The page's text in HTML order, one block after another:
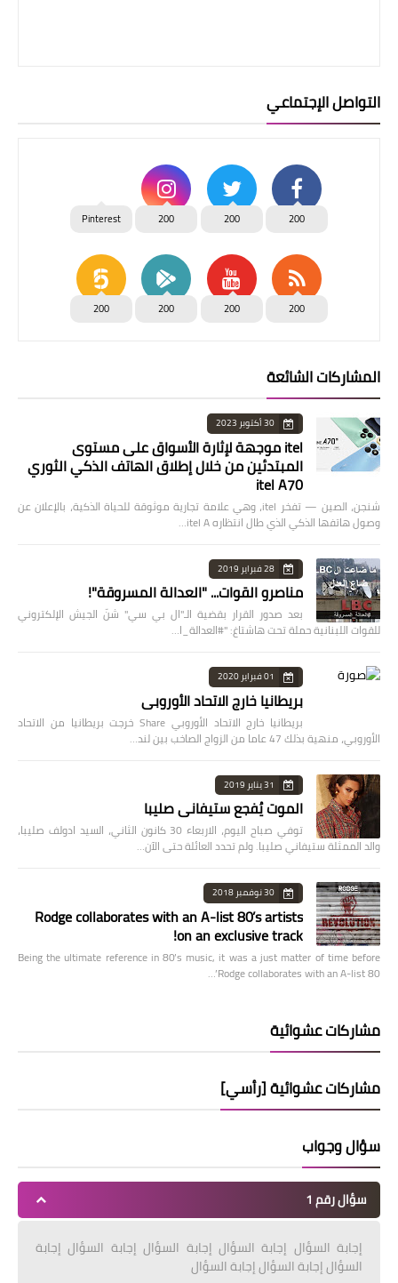
التواصل الإجتماعي
200
200
200
Pinterest
200
200
200
200
المشاركات الشائعة
30 أكتوبر 2023
itel موجهة لإثارة الأسواق على مستوى
المبتدئين من خلال إطلاق الهاتف الذكي الثوري
itel A70
شنجن، الصين — تفخر itel، وهي علامة تجارية موثوقة للحياة الذكية، بالإعلان عن
وصول هاتفها الذكي الذي طال انتظاره itel A…
28 فبراير 2019
مناصرو القوات... "العدالة المسروقة"!
بعد صدور القرار بقضية الـ"ال بي سي" شنّ الجيش الإلكتروني
للقوات اللبنانية حملة تحت هاشتاغ: "#العدالة_ا…
01 فبراير 2020
بريطانيا خارج الاتحاد الأوروبي
بريطانيا خارج الاتحاد الأوروبي Share خرجت بريطانيا من الاتحاد
الأوروبي، منهية بذلك 47 عاما من الزواج الصاخب بين لند…
31 يناير 2019
الموت يُفجع ستيفاني صليبا
توفي صباح اليوم، الاربعاء 30 كانون الثاني، السيد ادولف صليبا،
والد الممثلة ستيفاني صليبا. ولم تحدد العائلة حتى الآن…
30 نوفمبر 2018
Rodge collaborates with an A-list 80’s artists
on an exclusive track!
Being the ultimate reference in 80’s music, it was a just matter of time before
Rodge collaborates with an A-list 80’…
مشاركات عشوائية
مشاركات عشوائية [رأسي]
سؤال وجواب
سؤال رقم 1
إجابة السؤال إجابة السؤال إجابة السؤال إجابة السؤال إجابة
السؤال إجابة السؤال إجابة السؤال